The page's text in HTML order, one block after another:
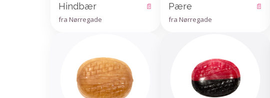
Hindbær 📄
fra Nørregade
Pære 📄
fra Nørregade